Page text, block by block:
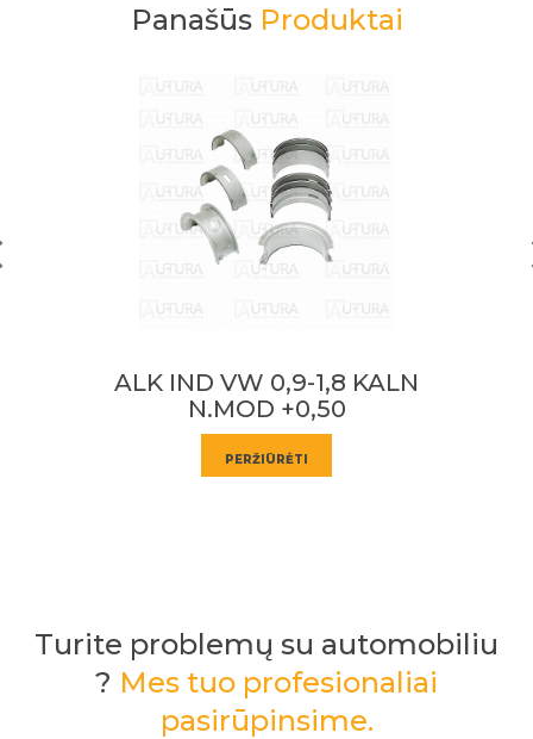
Panašūs Produktai
ALK IND VW 0,9-1,8 KALN
N.MOD STD
PERŽIŪRĖTI
Turite problemų su automobiliu
? Mes tuo profesionaliai
pasirūpinsime.
mūsų naujienlaiškį
pirmieji!